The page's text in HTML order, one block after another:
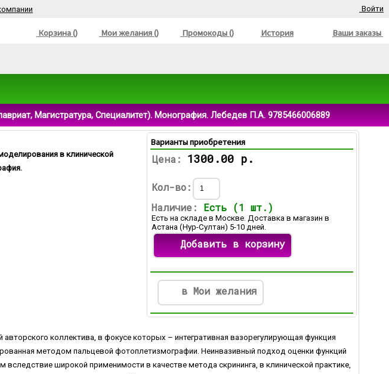
Войти
Корзина () Мои желания () Промокоды () История Ваши заказы
Магистратура, Специалитет). Монография. Лебедев П.А. 9785466006889
Варианты приобретения
Цена: 1300.00 р.
Кол-во:
Наличие: Есть (1 шт.)
Есть на складе в Москве. Доставка в магазин в
Астана (Нур-Султан) 5-10 дней.
Добавить в корзину
в Мои желания
в клинической
коллектива, в фокусе которых – интегративная вазорегулирующая функция
методом пальцевой фотоплетизмографии. Неинвазивный подход оценки функций
широкой применимости в качестве метода скрининга, в клинической практике,